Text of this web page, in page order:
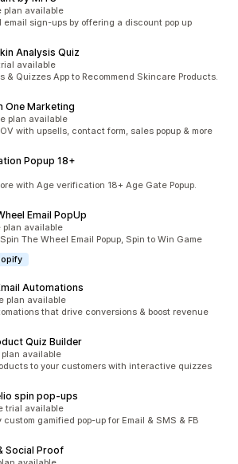
39
plan available
email sign-ups by offering a discount pop up
Analysis Quiz
8
available
& Quizzes App to Recommend Skincare Products.
One Marketing
128
plan available
with upsells, contact form, sales popup & more
Popup 18+
8
with Age verification 18+ Age Gate Popup.
Email PopUp
29
plan available
The Wheel Email Popup, Spin to Win Game
Automations
147
plan available
that drive conversions & boost revenue
Quiz Builder
18
plan available
to your customers with interactive quizzes
spin pop‑ups
215
trial available
gamified pop-up for Email & SMS & FB
Social Proof